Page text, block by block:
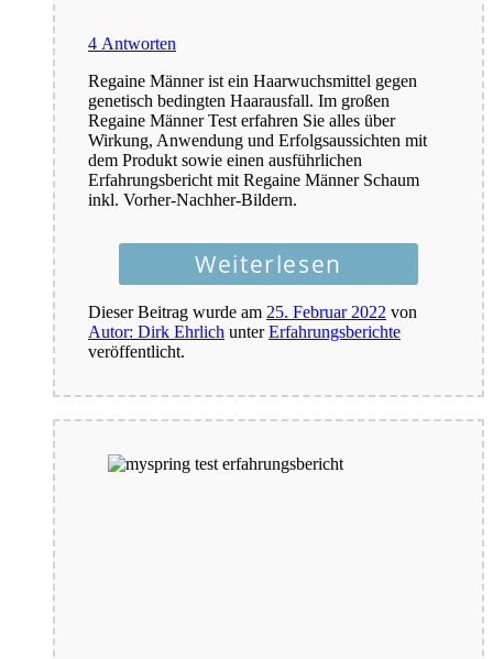
4 Antworten
Regaine Männer ist ein Haarwuchsmittel gegen
genetisch bedingten Haarausfall. Im großen
Regaine Männer Test erfahren Sie alles über
Wirkung, Anwendung und Erfolgsaussichten mit
dem Produkt sowie einen ausführlichen
Erfahrungsbericht mit Regaine Männer Schaum
inkl. Vorher-Nachher-Bildern.
Weiterlesen
Dieser Beitrag wurde am 25. Februar 2022 von
Autor: Dirk Ehrlich unterErfahrungsberichte
veröffentlicht.